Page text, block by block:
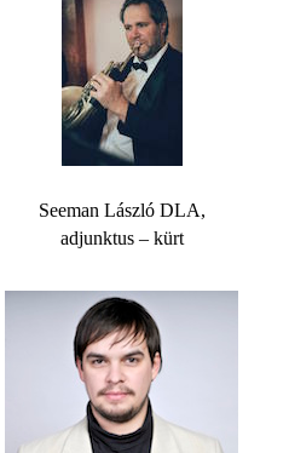
Seeman László DLA,
adjunktus – kürt